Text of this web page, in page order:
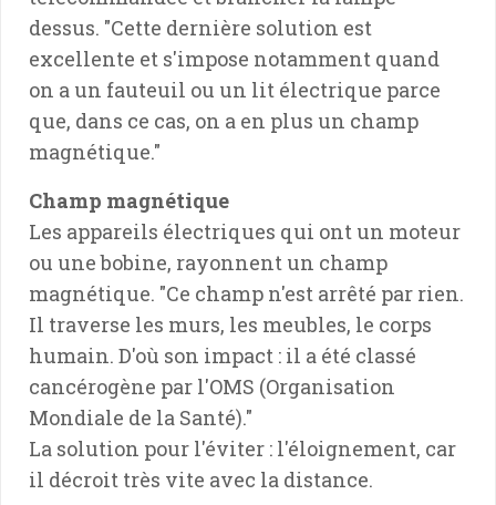
dessus. "Cette dernière solution est
excellente et s'impose notamment quand
on a un fauteuil ou un lit électrique parce
que, dans ce cas, on a en plus un champ
magnétique."
Champ magnétique
Les appareils électriques qui ont un moteur
ou une bobine, rayonnent un champ
magnétique. "Ce champ n'est arrêté par rien.
Il traverse les murs, les meubles, le corps
humain. D'où son impact : il a été classé
cancérogène par l'OMS (Organisation
Mondiale de la Santé)."
La solution pour l'éviter : l'éloignement, car
il décroit très vite avec la distance.